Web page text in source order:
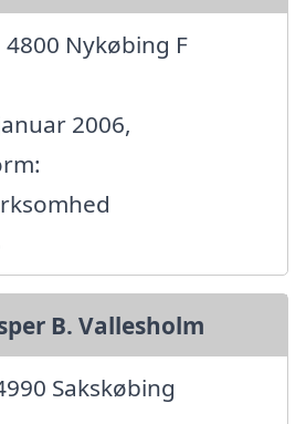
Nykøbing F
2006,
B. Vallesholm
Sakskøbing